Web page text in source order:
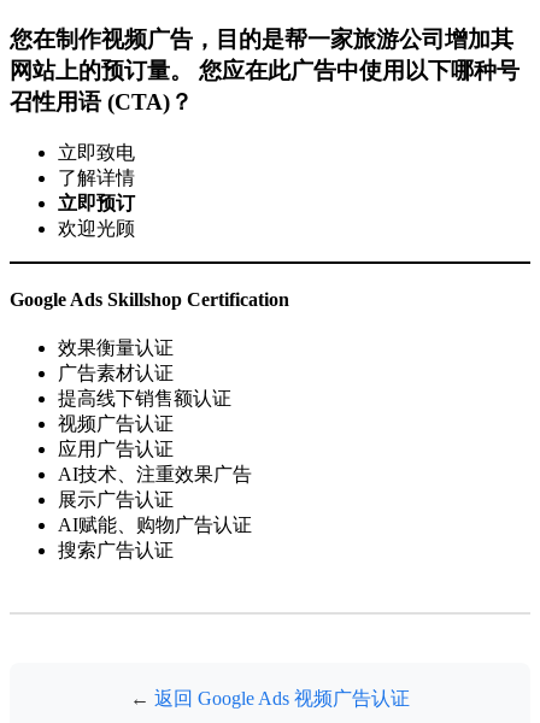
您在制作视频广告，目的是帮一家旅游公司增加其
网站上的预订量。 您应在此广告中使用以下哪种号
召性用语 (CTA)？
立即致电
了解详情
立即预订
欢迎光顾
Google Ads Skillshop Certification
效果衡量认证
广告素材认证
提高线下销售额认证
视频广告认证
应用广告认证
AI技术、注重效果广告
展示广告认证
AI赋能、购物广告认证
搜索广告认证
← 返回 Google Ads 视频广告认证